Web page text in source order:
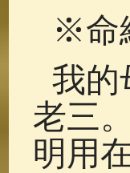
※命
我的
老三
明用